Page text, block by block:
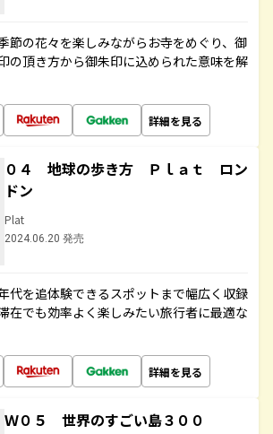
節の花々を楽しみながらお寺をめぐり、御
の頂き方から御朱印に込められた意味を解
詳細を見る
０４ 地球の歩き方 Ｐｌａｔ ロン
ドン
Plat
2024.06.20 発売
代を追体験できるスポットまで幅広く収録
在でも効率よく楽しみたい旅行者に最適な
詳細を見る
Ｗ０５ 世界のすごい島３００